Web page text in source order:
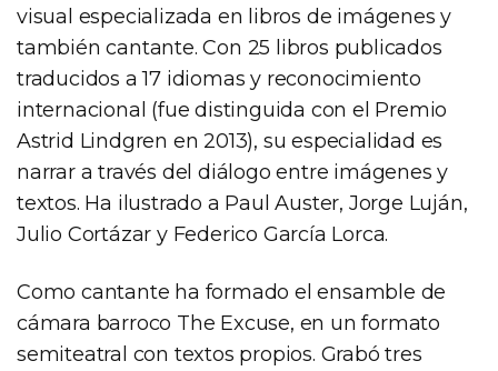
visual especializada en libros de imágenes y
también cantante. Con 25 libros publicados
traducidos a 17 idiomas y reconocimiento
internacional (fue distinguida con el Premio
Astrid Lindgren en 2013), su especialidad es
narrar a través del diálogo entre imágenes y
textos. Ha ilustrado a Paul Auster, Jorge Luján,
Julio Cortázar y Federico García Lorca.
Como cantante ha formado el ensamble de
cámara barroco The Excuse, en un formato
semiteatral con textos propios. Grabó tres